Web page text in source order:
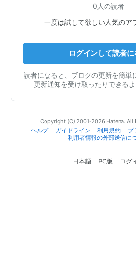
0人の読者
一度は試して欲しい人気のア
ログインして読者に
読者になると、ブログの更新を簡単
更新通知を受け取ったりできるよ
Copyright (C) 2001-2026 Hatena. All
ヘルプ
ガイドライン 利用規約
プ
利用者情報の外部送信に
日本語 PC版 ログ